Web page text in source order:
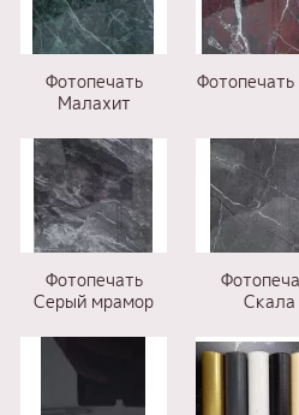
Фотопечать
Малахит
Фотопечать
Серый мрамор
Скала